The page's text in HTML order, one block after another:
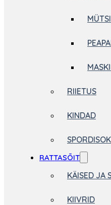
RIIETUS
KINDAD
RATTASÕIT
KÄISED JA
KIIVRID